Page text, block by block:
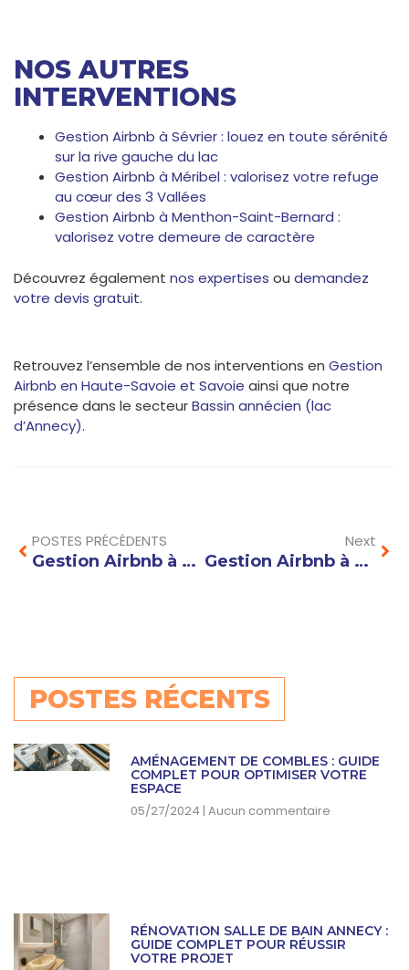
NOS AUTRES
INTERVENTIONS
Gestion Airbnb à Sévrier : louez en toute sérénité
sur la rive gauche du lac
Gestion Airbnb à Méribel : valorisez votre refuge
au cœur des 3 Vallées
Gestion Airbnb à Menthon-Saint-Bernard :
valorisez votre demeure de caractère
Découvrez également nos expertises ou demandez
votre devis gratuit.
Retrouvez l’ensemble de nos interventions en Gestion
Airbnb en Haute-Savoie et Savoie ainsi que notre
présence dans le secteurBassin annécien (lac
d’Annecy).
POSTES PRÉCÉDENTS
Gestion Airbnb à Annecy-le-Vieux : l’excellence au service de vos locations de standing
Next
Gestion Airbnb à Veyrier-du-Lac : l’excellence pour vos propriétés pieds dans l’eau
POSTES RÉCENTS
AMÉNAGEMENT DE COMBLES : GUIDE
COMPLET POUR OPTIMISER VOTRE
ESPACE
05/27/2024 Aucun commentaire
RÉNOVATION SALLE DE BAIN ANNECY :
GUIDE COMPLET POUR RÉUSSIR
VOTRE PROJET